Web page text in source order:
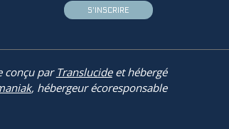
conçu par Translucideet hébergé
, hébergeur écoresponsable